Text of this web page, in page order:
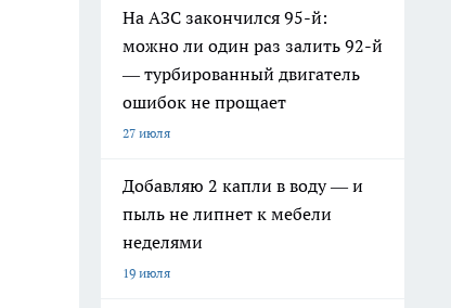
На АЗС закончился 95-й:
можно ли один раз залить 92-й
— турбированный двигатель
ошибок не прощает
27 июля
Добавляю 2 капли в воду — и
пыль не липнет к мебели
неделями
19 июля